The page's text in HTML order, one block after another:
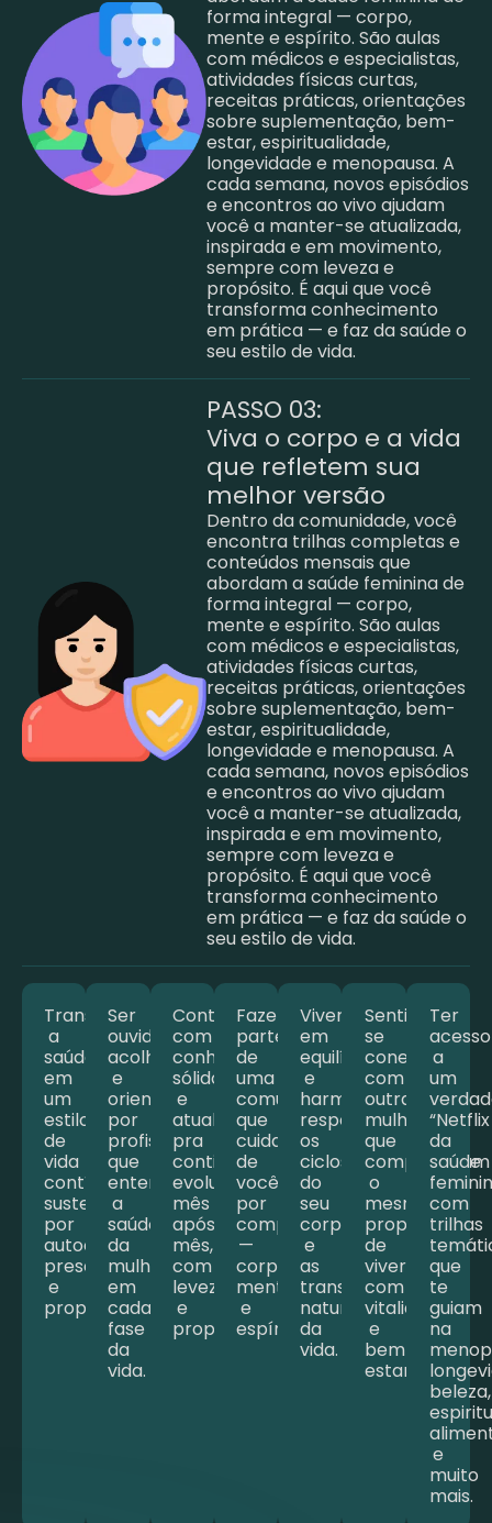
forma integral — corpo,
mente e espírito. São aulas
com médicos e especialistas,
atividades físicas curtas,
receitas práticas, orientações
sobre suplementação, bem-
estar, espiritualidade,
longevidade e menopausa. A
cada semana, novos episódios
e encontros ao vivo ajudam
você a manter-se atualizada,
inspirada e em movimento,
sempre com leveza e
propósito. É aqui que você
transforma conhecimento
em prática — e faz da saúde o
seu estilo de vida.
PASSO 03:
Viva o corpo e a vida
que refletem sua
melhor versão
Dentro da comunidade, você
encontra trilhas completas e
conteúdos mensais que
abordam a saúde feminina de
forma integral — corpo,
mente e espírito. São aulas
com médicos e especialistas,
atividades físicas curtas,
receitas práticas, orientações
sobre suplementação, bem-
estar, espiritualidade,
longevidade e menopausa. A
cada semana, novos episódios
e encontros ao vivo ajudam
você a manter-se atualizada,
inspirada e em movimento,
sempre com leveza e
propósito. É aqui que você
transforma conhecimento
em prática — e faz da saúde o
seu estilo de vida.
Transformar
a
saúde
em
um
estilo
de
vida
contínuo,
sustentado
por
autoconhecimento,
presença
e
propósito.
Ser
ouvida,
acolhida
e
orientada
por
profissionais
que
entendem
a
saúde
da
mulher
em
cada
fase
da
vida.
Contar
com
conhecimento
sólido
e
atualizado,
pra
continuar
evoluindo
mês
após
mês,
com
leveza
e
propósito.
Fazer
parte
de
uma
comunidade
que
cuida
de
você
por
completo
—
corpo,
mente
e
espírito.
Viver
em
equilíbrio
e
harmonia,
respeitando
os
ciclos
do
seu
corpo
e
as
transformações
naturais
da
vida.
Sentir-
se
conectada
com
outras
mulheres
que
compartilham
o
mesmo
propósito
de
viver
com
vitalidade
e
bem-
estar.
Ter
acesso
a
um
“Netflix
da
saúde
com
trilhas
que
te
guiam
na
beleza,
e
muito
mais.